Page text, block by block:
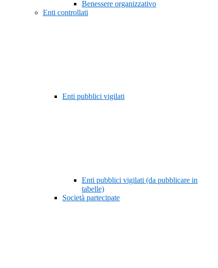
Benessere organizzativo
Enti controllati
Enti pubblici vigilati
Enti pubblici vigilati (da pubblicare in
tabelle)
Società partecipate